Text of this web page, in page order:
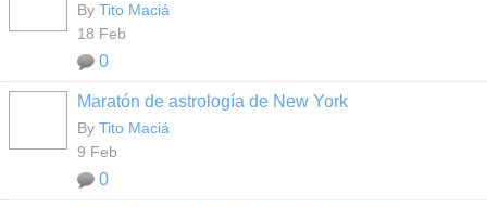
By Tito Maciá
18 Feb
0
Maratón de astrología de New York
By Tito Maciá
9 Feb
0